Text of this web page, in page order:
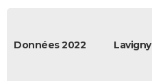
Données 2022 Lavigny